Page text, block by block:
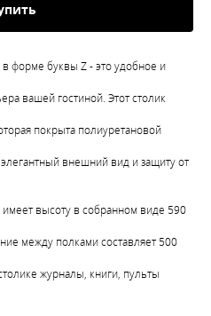
форме буквы Z - это удобное и
вашей гостиной. Этот столик
покрыта полиуретановой
внешний вид и защиту от
высоту в собранном виде 590
между полками составляет 500
журналы, книги, пульты